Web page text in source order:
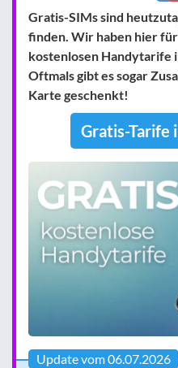
Gratis-SIMs sind
finden. Wir haben hier
kostenlosen Handytarife
Oftmals gibt es sogar
Karte geschenkt!
Gratis-Tarife
Update vom 06.07.2026